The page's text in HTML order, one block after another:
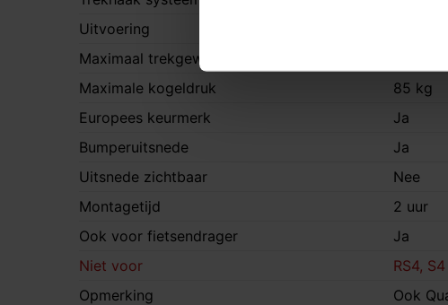
Uitvoering
Kogel
Maximaal trekgewicht
Maximale kogeldruk
85 kg
Europees keurmerk
Ja
Bumperuitsnede
Ja
Uitsnede zichtbaar
Nee
Montagetijd
2 uur
Ook voor fietsendrager
Ja
Niet voor
RS4, S4
Opmerking
Ook